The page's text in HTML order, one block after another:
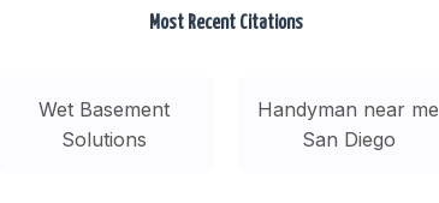
Most Recent Citations
Wet Basement
Solutions
Handyman near me
San Diego